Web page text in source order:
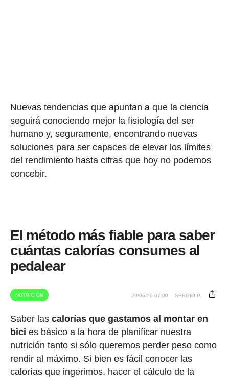
Nuevas tendencias que apuntan a que la ciencia
seguirá conociendo mejor la fisiología del ser
humano y, seguramente, encontrando nuevas
soluciones para ser capaces de elevar los límites
del rendimiento hasta cifras que hoy no podemos
concebir.
El método más fiable para saber
cuántas calorías consumes al
pedalear
NUTRICIÓN 29/06/26 07:00 SERGIO P.
Saber las calorías que gastamos al montar en
bici es básico a la hora de planificar nuestra
nutrición tanto si sólo queremos perder peso como
rendir al máximo. Si bien es fácil conocer las
calorías que ingerimos, hacer el cálculo de la